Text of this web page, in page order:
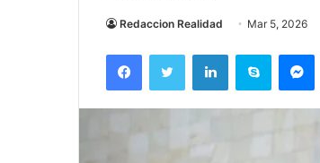
Redaccion Realidad Mar 5, 2026
FacebookTwitter LinkedInSkype